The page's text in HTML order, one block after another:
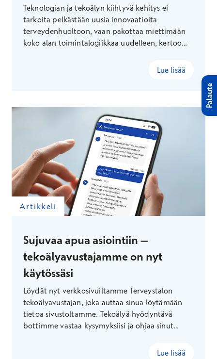
Teknologian ja tekoälyn kiihtyvä kehitys ei
tarkoita pelkästään uusia innovaatioita
terveydenhuoltoon, vaan pakottaa miettimään
koko alan toimintalogiikkaa uudelleen, kertoo
Lue lisää
Artikkeli
Sujuvaa apua asiointiin –
tekoälyavustajamme on nyt
käytössäsi
Löydät nyt verkkosivuiltamme Terveystalon
tekoälyavustajan, joka auttaa sinua löytämään
tietoa sivustoltamme. Tekoälyä hyödyntävä
bottimme vastaa kysymyksiisi ja ohjaa sinut
Lue lisää
Palaute